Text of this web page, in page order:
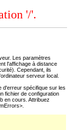
'/'.
Les paramètres
l'affichage à distance
Cependant, ils
serveur local.
d'erreur spécifique sur les
fichier de configuration
en cours. Attribuez